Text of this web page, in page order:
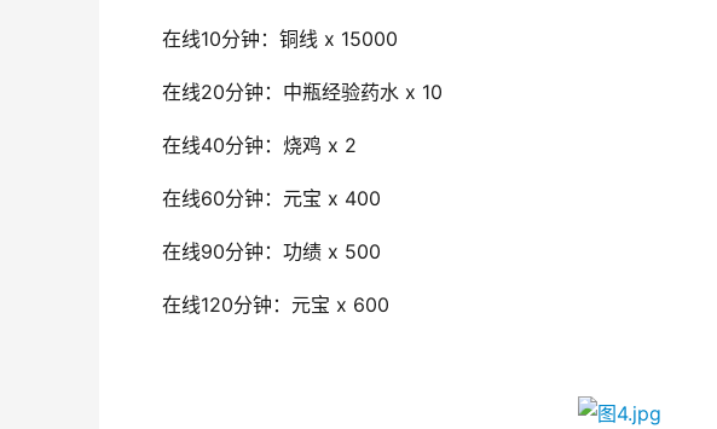
在线10分钟：铜线 x 15000
在线20分钟：中瓶经验药水 x 10
在线40分钟：烧鸡 x 2
在线60分钟：元宝 x 400
在线90分钟：功绩 x 500
在线120分钟：元宝 x 600